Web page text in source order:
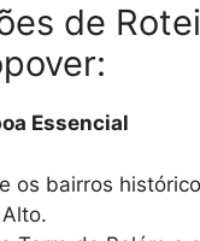
de
Essencial
os bairros